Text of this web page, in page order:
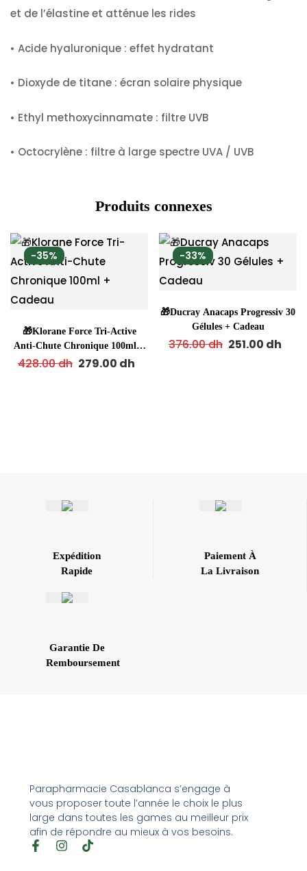
et de l’élastine et atténue les rides
• Acide hyaluronique : effet hydratant
• Dioxyde de titane : écran solaire physique
• Ethyl methoxycinnamate : filtre UVB
• Octocrylène : filtre à large spectre UVA / UVB
Produits connexes
-35%
🎁Klorane Force Tri-Active
Anti-Chute Chronique 100ml +
Cadeau
428.00dh 279.00 dh
-33%
🎁Ducray Anacaps Progressiv 30
Gélules + Cadeau
376.00dh 251.00 dh
Paiement À
La Livraison
Expédition
Rapide
Garantie De
Remboursement
Parapharmacie Casablanca s’engage à
vous proposer toute l’année le choix le plus
large dans toutes les games au meilleur prix
afin de répondre au mieux à vos besoins.